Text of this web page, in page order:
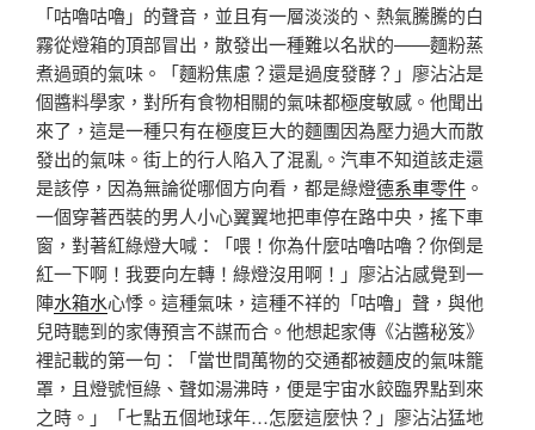
「咕嚕咕嚕」的聲音，並且有一層淡淡的、熱氣騰騰的白
霧從燈箱的頂部冒出，散發出一種難以名狀的——麵粉蒸
煮過頭的氣味。「麵粉焦慮？還是過度發酵？」廖沾沾是
個醬料學家，對所有食物相關的氣味都極度敏感。他聞出
來了，這是一種只有在極度巨大的麵團因為壓力過大而散
發出的氣味。街上的行人陷入了混亂。汽車不知道該走還
是該停，因為無論從哪個方向看，都是綠燈德系車零件 。
一個穿著西裝的男人小心翼翼地把車停在路中央，搖下車
窗，對著紅綠燈大喊：「喂！你為什麼咕嚕咕嚕？你倒是
紅一下啊！我要向左轉！綠燈沒用啊！」廖沾沾感覺到一
陣水箱水心悸。這種氣味，這種不祥的「咕嚕」聲，與他
兒時聽到的家傳預言不謀而合。他想起家傳《沾醬秘笈》
裡記載的第一句：「當世間萬物的交通都被麵皮的氣味籠
罩，且燈號恒綠、聲如湯沸時，便是宇宙水餃臨界點到來
之時。」「七點五個地球年…怎麼這麼快？」廖沾沾猛地